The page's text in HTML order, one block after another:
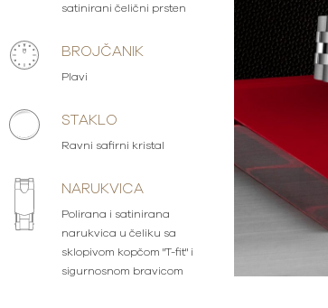
satinirani čelični prsten
BROJČANIK
Plavi
STAKLO
Ravni safirni kristal
NARUKVICA
Polirana i satinirana
narukvica u čeliku sa
sklopivom kopčom "T-fit" i
sigurnosnom bravicom